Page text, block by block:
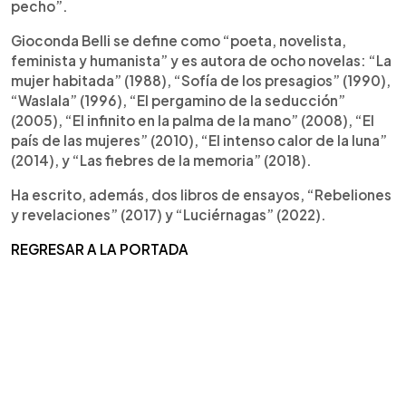
pecho”.
Gioconda Belli se define como “poeta, novelista,
feminista y humanista” y es autora de ocho novelas: “La
mujer habitada” (1988), “Sofía de los presagios” (1990),
“Waslala” (1996), “El pergamino de la seducción”
(2005), “El infinito en la palma de la mano” (2008), “El
país de las mujeres” (2010), “El intenso calor de la luna”
(2014), y “Las fiebres de la memoria” (2018).
Ha escrito, además, dos libros de ensayos, “Rebeliones
y revelaciones” (2017) y “Luciérnagas” (2022).
REGRESAR A LA PORTADA